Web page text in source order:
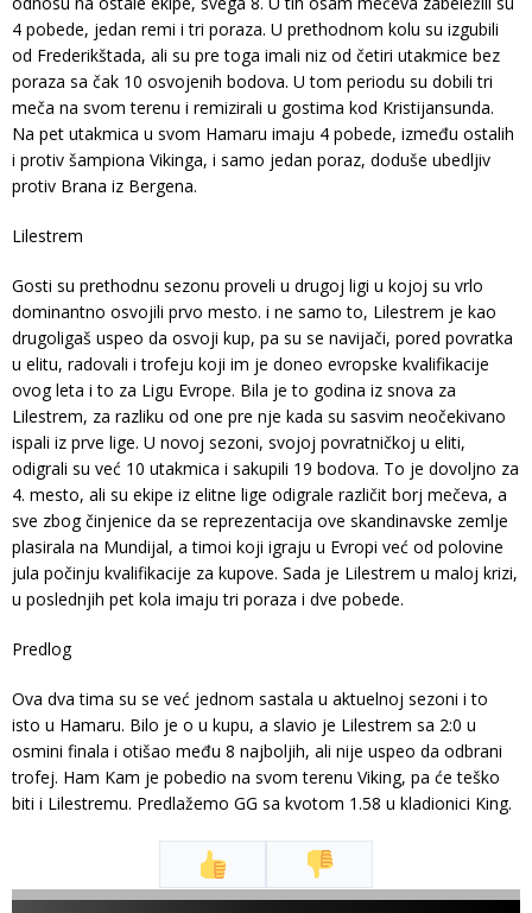
4 pobede, jedan remi i tri poraza. U prethodnom kolu su izgubili
od Frederikštada, ali su pre toga imali niz od četiri utakmice bez
poraza sa čak 10 osvojenih bodova. U tom periodu su dobili tri
meča na svom terenu i remizirali u gostima kod Kristijansunda.
Na pet utakmica u svom Hamaru imaju 4 pobede, između ostalih
i protiv šampiona Vikinga, i samo jedan poraz, doduše ubedljiv
protiv Brana iz Bergena.
Lilestrem
Gosti su prethodnu sezonu proveli u drugoj ligi u kojoj su vrlo
dominantno osvojili prvo mesto. i ne samo to, Lilestrem je kao
drugoligaš uspeo da osvoji kup, pa su se navijači, pored povratka
u elitu, radovali i trofeju koji im je doneo evropske kvalifikacije
ovog leta i to za Ligu Evrope. Bila je to godina iz snova za
Lilestrem, za razliku od one pre nje kada su sasvim neočekivano
ispali iz prve lige. U novoj sezoni, svojoj povratničkoj u eliti,
odigrali su već 10 utakmica i sakupili 19 bodova. To je dovoljno za
4. mesto, ali su ekipe iz elitne lige odigrale različit borj mečeva, a
sve zbog činjenice da se reprezentacija ove skandinavske zemlje
plasirala na Mundijal, a timoi koji igraju u Evropi već od polovine
jula počinju kvalifikacije za kupove. Sada je Lilestrem u maloj krizi,
u poslednjih pet kola imaju tri poraza i dve pobede.
Predlog
Ova dva tima su se već jednom sastala u aktuelnoj sezoni i to
isto u Hamaru. Bilo je o u kupu, a slavio je Lilestrem sa 2:0 u
osmini finala i otišao među 8 najboljih, ali nije uspeo da odbrani
trofej. Ham Kam je pobedio na svom terenu Viking, pa će teško
biti i Lilestremu. Predlažemo GG sa kvotom 1.58 u kladionici King.